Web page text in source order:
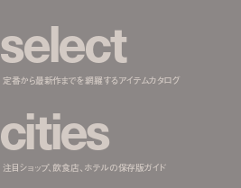
select
定番から最新作までを網羅するアイテムカタログ
cities
注目ショップ、飲食店、ホテルの保存版ガイド